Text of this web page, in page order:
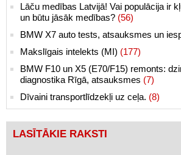
Lāču medības Latvijā! Vai populācija ir
un būtu jāsāk medības? (56)
BMW X7 auto tests, atsauksmes un
Makslīgais intelekts (MI) (177)
BMW F10 un X5 (E70/F15) remonts:
diagnostika Rīgā, atsauksmes (7)
Dīvaini transportlīdzekļi uz ceļa. (8)
LASĪTĀKIE RAKSTI